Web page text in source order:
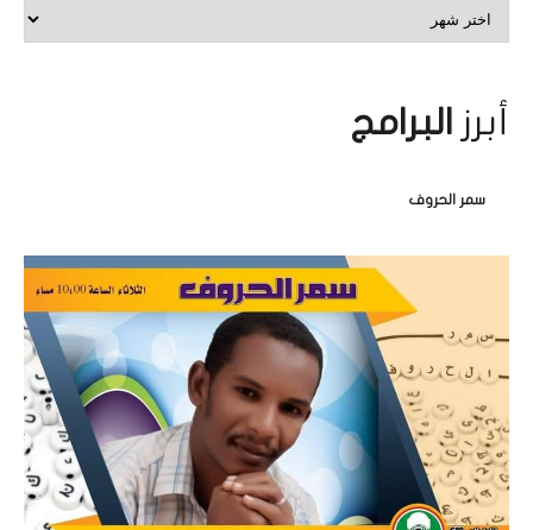
أبرز البرامج
سمر الحروف